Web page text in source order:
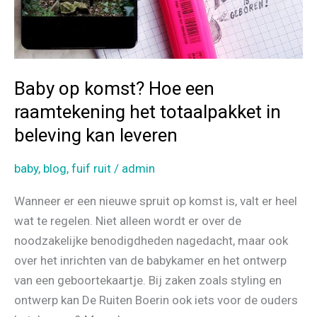
Baby op komst? Hoe een
raamtekening het totaalpakket in
beleving kan leveren
baby, blog, fuif ruit / admin
Wanneer er een nieuwe spruit op komst is, valt er heel
wat te regelen. Niet alleen wordt er over de
noodzakelijke benodigdheden nagedacht, maar ook
over het inrichten van de babykamer en het ontwerp
van een geboortekaartje. Bij zaken zoals styling en
ontwerp kan De Ruiten Boerin ook iets voor de ouders